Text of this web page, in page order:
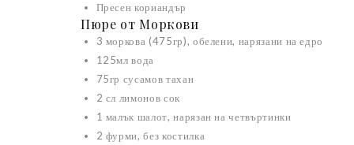
Пресен кориандър
Пюре от Моркови
3 моркова (475гр), обелени, нарязани на едро
125мл вода
75гр сусамов тахан
2 сл лимонов сок
1 малък шалот, нарязан на четвъртинки
2 фурми, без костилка